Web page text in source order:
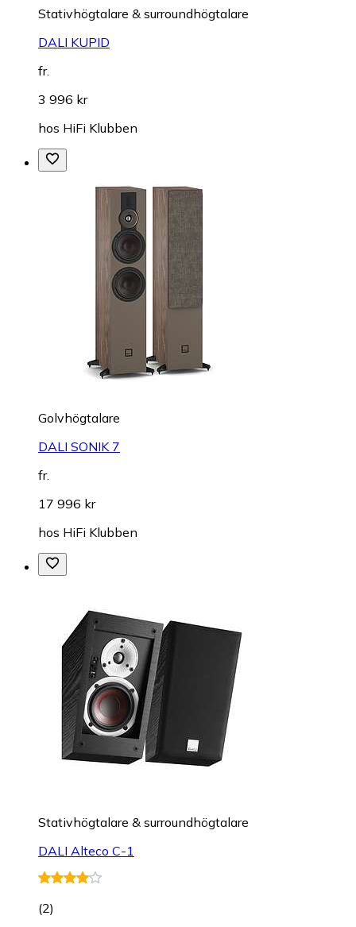
Stativhögtalare & surroundhögtalare
DALI KUPID
fr.
3 996 kr
hos HiFi Klubben
Golvhögtalare
DALI SONIK 7
fr.
17 996 kr
hos HiFi Klubben
Stativhögtalare & surroundhögtalare
DALI Alteco C-1
(2)